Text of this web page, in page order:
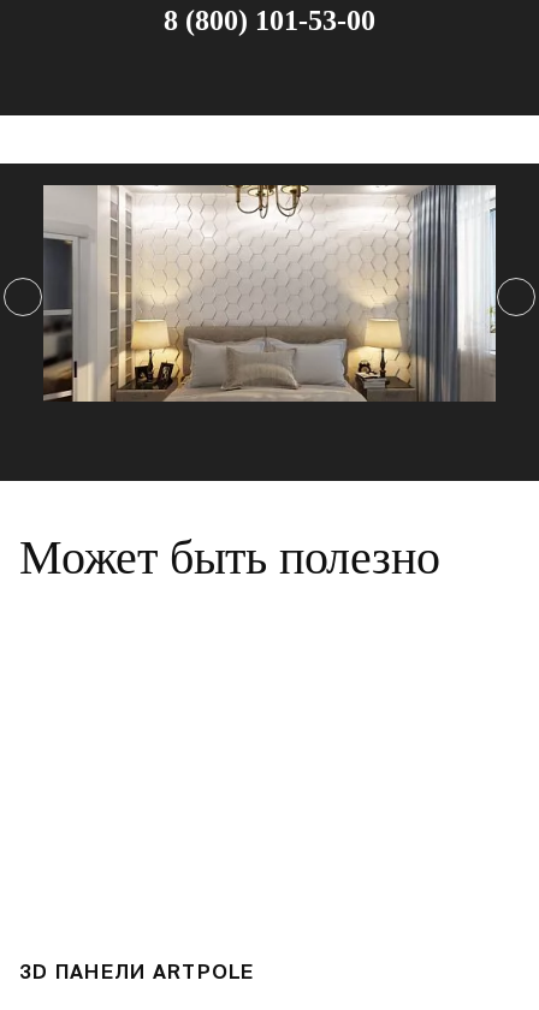
8 (800) 101-53-00
Может быть полезно
3D ПАНЕЛИ ARTPOLE